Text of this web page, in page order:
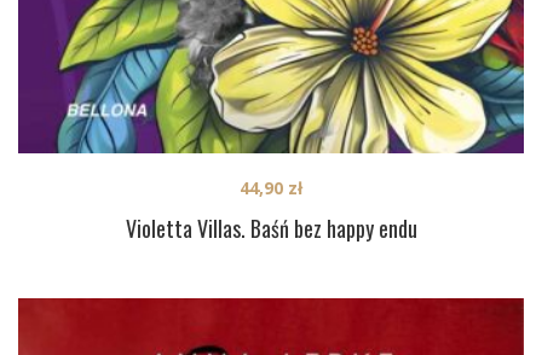
Violetta Villas. Baśń bez happy endu
44,90 zł